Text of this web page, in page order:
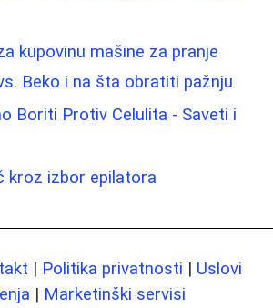
kupovinu mašine za pranje
Beko i na šta obratiti pažnju
Boriti Protiv Celulita - Saveti i
kroz izbor epilatora
| Politika privatnosti | Uslovi
| Marketinški servisi